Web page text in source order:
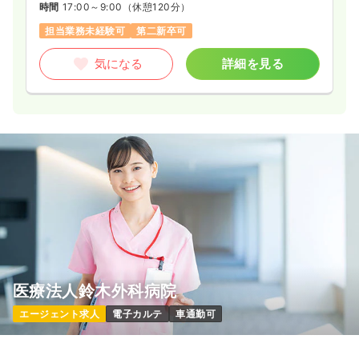
時間 17:00～9:00 （休憩120分）
担当業務未経験可
第二新卒可
気になる 詳細を見る
医療法人鈴木外科病院
エージェント求人 電子カルテ 車通勤可